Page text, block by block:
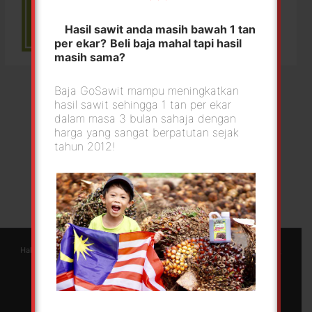
Hakcipta © 2026 GoSawit | Green Foliar Agrotech Sdn Bhd |Berjayaweb
Hasil sawit anda masih bawah 1 tan
per ekar? Beli baja mahal tapi hasil
masih sama?
Baja GoSawit mampu meningkatkan
hasil sawit sehingga 1 tan per ekar
dalam masa 3 bulan sahaja dengan
harga yang sangat berpatutan sejak
tahun 2012!